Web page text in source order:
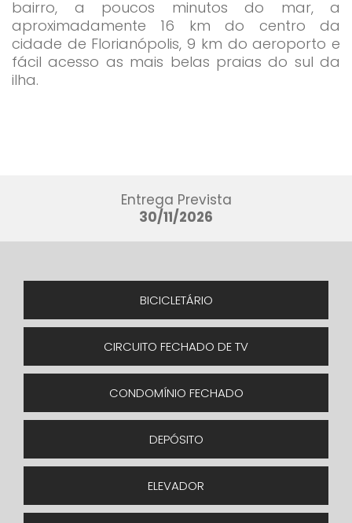
bairro, a poucos minutos do mar, a
aproximadamente 16 km do centro da
cidade de Florianópolis, 9 km do aeroporto e
fácil acesso as mais belas praias do sul da
ilha.
Entrega Prevista
30/11/2026
BICICLETÁRIO
CIRCUITO FECHADO DE TV
CONDOMÍNIO FECHADO
DEPÓSITO
ELEVADOR